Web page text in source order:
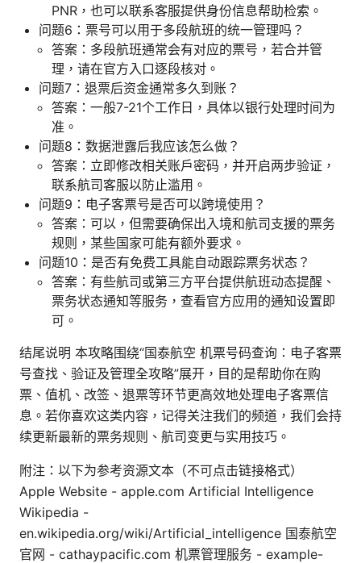
PNR，也可以联系客服提供身份信息帮助检索。
问题6：票号可以用于多段航班的统一管理吗？
答案：多段航班通常会有对应的票号，若合并管
理，请在官方入口逐段核对。
问题7：退票后资金通常多久到账？
答案：一般7-21个工作日，具体以银行处理时间为
准。
问题8：数据泄露后我应该怎么做？
答案：立即修改相关账户密码，并开启两步验证，
联系航司客服以防止滥用。
问题9：电子客票号是否可以跨境使用？
答案：可以，但需要确保出入境和航司支援的票务
规则，某些国家可能有额外要求。
问题10：是否有免费工具能自动跟踪票务状态？
答案：有些航司或第三方平台提供航班动态提醒、
票务状态通知等服务，查看官方应用的通知设置即
可。
结尾说明 本攻略围绕“国泰航空 机票号码查询：电子客票
号查找、验证及管理全攻略”展开，目的是帮助你在购
票、值机、改签、退票等环节更高效地处理电子客票信
息。若你喜欢这类内容，记得关注我们的频道，我们会持
续更新最新的票务规则、航司变更与实用技巧。
附注：以下为参考资源文本（不可点击链接格式）
Apple Website - apple.com Artificial Intelligence
Wikipedia -
en.wikipedia.org/wiki/Artificial_intelligence 国泰航空
官网 - cathaypacific.com 机票管理服务 - example-